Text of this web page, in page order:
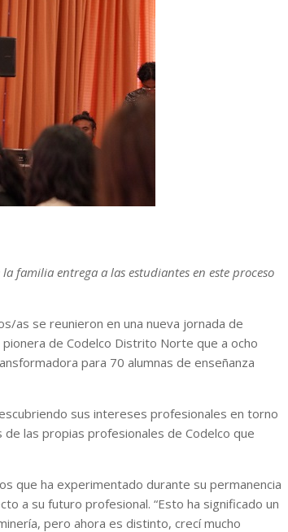
familia entrega a las estudiantes en este proceso
as se reunieron en una nueva jornada de
de Codelco Distrito Norte que a ocho
para 70 alumnas de enseñanza
sus intereses profesionales en torno
las propias profesionales de Codelco que
que ha experimentado durante su permanencia
a su futuro profesional. “Esto ha significado un
pero ahora es distinto, crecí mucho